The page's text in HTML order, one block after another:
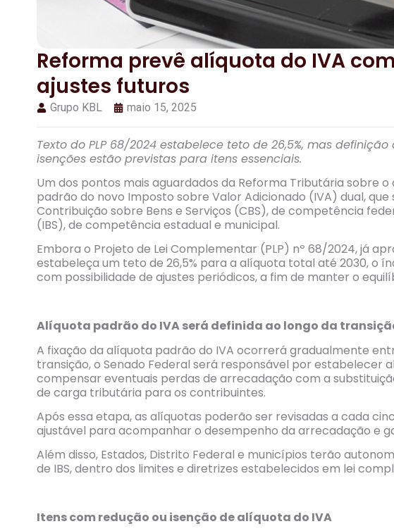
Reforma prevê alíquota do IVA
ajustes futuros
Grupo KBL maio 15, 2025
Texto do PLP 68/2024 estabelece teto de 26,5%, mas
isenções estão previstas para itens essenciais.
Um dos pontos mais aguardados da Reforma Tributária sobre
padrão do novo Imposto sobre Valor Adicionado (IVA) dual,
Contribuição sobre Bens e Serviços (CBS), de competência
(IBS), de competência estadual e municipal.
Embora o Projeto de Lei Complementar (PLP) nº 68/2024, já
estabeleça um teto de 26,5% para a alíquota total até 2030, o
com possibilidade de ajustes periódicos, a fim de manter o
Alíquota padrão do IVA será definida ao longo da
A fixação da alíquota padrão do IVA ocorrerá gradualmente
transição, o Senado Federal será responsável por estabelecer
compensar eventuais perdas de arrecadação com a
de carga tributária para os contribuintes.
Após essa etapa, as alíquotas poderão ser revisadas a cada
ajustável para acompanhar o desempenho da arrecadação e
Além disso, Estados, Distrito Federal e municípios terão
de IBS, dentro dos limites e diretrizes estabelecidos em lei
Itens com redução ou isenção de alíquota do IVA